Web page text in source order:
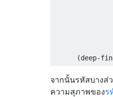
(deep-
จากนั้นรหัสบางส่
ความสุภาพของร